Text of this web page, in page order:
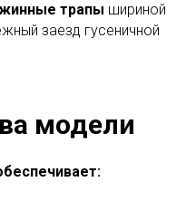
трапы шириной
заезд гусеничной
модели